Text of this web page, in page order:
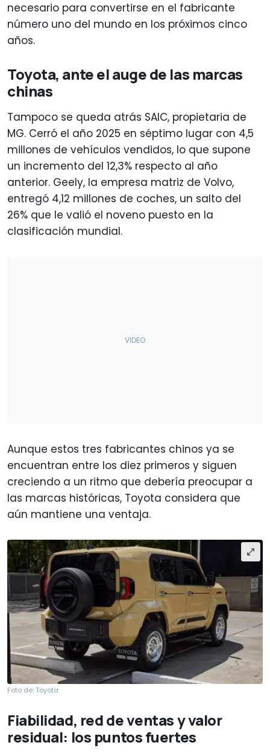
necesario para convertirse en el fabricante
número uno del mundo en los próximos cinco
años.
Toyota, ante el auge de las marcas
chinas
Tampoco se queda atrás SAIC, propietaria de
MG. Cerró el año 2025 en séptimo lugar con 4,5
millones de vehículos vendidos, lo que supone
un incremento del 12,3% respecto al año
anterior. Geely, la empresa matriz de Volvo,
entregó 4,12 millones de coches, un salto del
26% que le valió el noveno puesto en la
clasificación mundial.
Aunque estos tres fabricantes chinos ya se
encuentran entre los diez primeros y siguen
creciendo a un ritmo que debería preocupar a
las marcas históricas, Toyota considera que
aún mantiene una ventaja.
Foto de: Toyota
Fiabilidad, red de ventas y valor
residual: los puntos fuertes